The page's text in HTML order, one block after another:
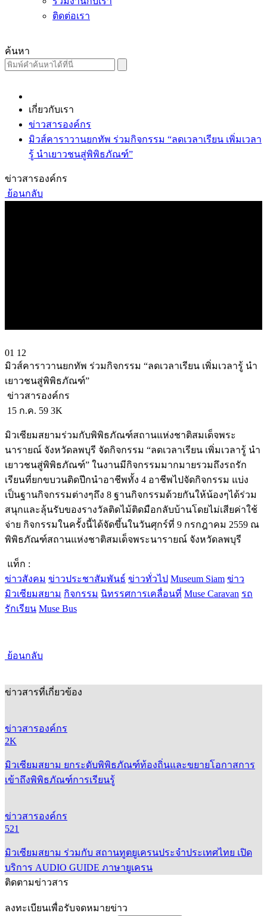
ติดต่อเรา
ค้นหา
เกี่ยวกับเรา
ข่าวสารองค์กร
มิวส์คาราวานยกทัพ ร่วมกิจกรรม “ลดเวลาเรียน เพิ่มเวลา
รู้ นำเยาวชนสู่พิพิธภัณฑ์”
ข่าวสารองค์กร
ย้อนกลับ
01 12
มิวส์คาราวานยกทัพ ร่วมกิจกรรม “ลดเวลาเรียน เพิ่มเวลารู้ นำ
เยาวชนสู่พิพิธภัณฑ์”
ข่าวสารองค์กร
15 ก.ค. 59 3K
มิวเซียมสยามร่วมกับพิพิธภัณฑ์สถานแห่งชาติสมเด็จพระ
นารายณ์ จังหวัดลพบุรี จัดกิจกรรม “ลดเวลาเรียน เพิ่มเวลารู้ นำ
เยาวชนสู่พิพิธภัณฑ์” ในงานมีกิจกรรมมากมายรวมถึงรถรัก
เรียนที่ยกขบวนติดปีกนำอาชีพทั้ง 4 อาชีพไปจัดกิจกรรม แบ่ง
เป็นฐานกิจกรรมต่างๆถึง 8 ฐานกิจกรรมด้วยกันให้น้องๆได้ร่วม
สนุกและลุ้นรับของรางวัลติดไม้ติดมือกลับบ้านโดยไม่เสียค่าใช้
จ่าย กิจกรรมในครั้งนี้ได้จัดขึ้นในวันศุกร์ที่ 9 กรกฎาคม 2559 ณ
พิพิธภัณฑ์สถานแห่งชาติสมเด็จพระนารายณ์ จังหวัดลพบุรี
แท็ก :
ข่าวสังคม ข่าวประชาสัมพันธ์ ข่าวทั่วไป Museum Siam ข่าว
มิวเซียมสยาม กิจกรรม นิทรรศการเคลื่อนที่ Muse Caravan รถ
รักเรียน Muse Bus
ย้อนกลับ
ข่าวสารที่เกี่ยวข้อง
ข่าวสารองค์กร
2K
มิวเซียมสยาม ยกระดับพิพิธภัณฑ์ท้องถิ่นและขยายโอกาสการ
เข้าถึงพิพิธภัณฑ์การเรียนรู้
ข่าวสารองค์กร
521
มิวเซียมสยาม ร่วมกับ สถานทูตยูเครนประจำประเทศไทย เปิด
บริการ AUDIO GUIDE ภาษายูเครน
ติดตามข่าวสาร
ลงทะเบียนเพื่อรับจดหมายข่าว